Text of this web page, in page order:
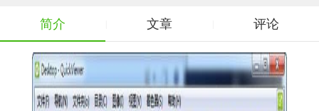
简介 文章 评论